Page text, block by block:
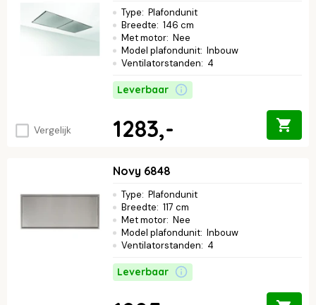
Vergelijk
Type: Plafondunit
Breedte: 146 cm
Met motor: Nee
Model plafondunit: Inbouw
Ventilatorstanden: 4
Leverbaar
1283,-
Novy 6848
Type: Plafondunit
Breedte: 117 cm
Met motor: Nee
Model plafondunit: Inbouw
Ventilatorstanden: 4
Leverbaar